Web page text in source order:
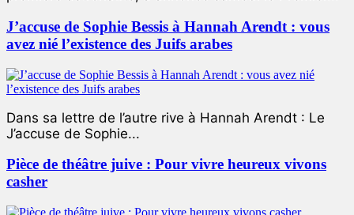
J’accuse de Sophie Bessis à Hannah Arendt : vous
avez nié l’existence des Juifs arabes
Dans sa lettre de l’autre rive à Hannah Arendt : Le
J’accuse de Sophie...
Pièce de théâtre juive : Pour vivre heureux vivons
casher